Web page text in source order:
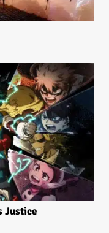
Justice